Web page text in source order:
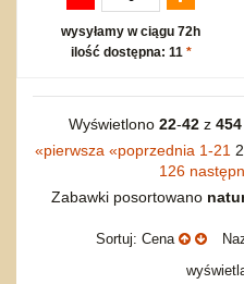
wysyłamy w ciągu 72h
ilość dostępna: 11 *
Wyświetlono 22-42z 454
«pierwsza «poprzednia 1-21
126
Zabawki posortowano
Sortuj: Cena